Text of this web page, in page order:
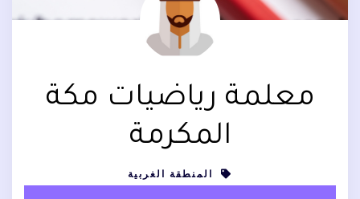
معلمة رياضيات مكة
المكرمة
المنطقة الغربية